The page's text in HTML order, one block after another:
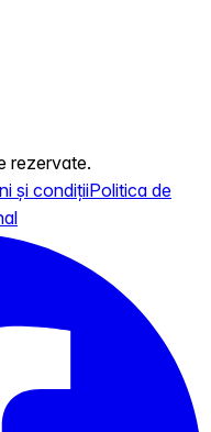
rezervate.
și condițiiPolitica de